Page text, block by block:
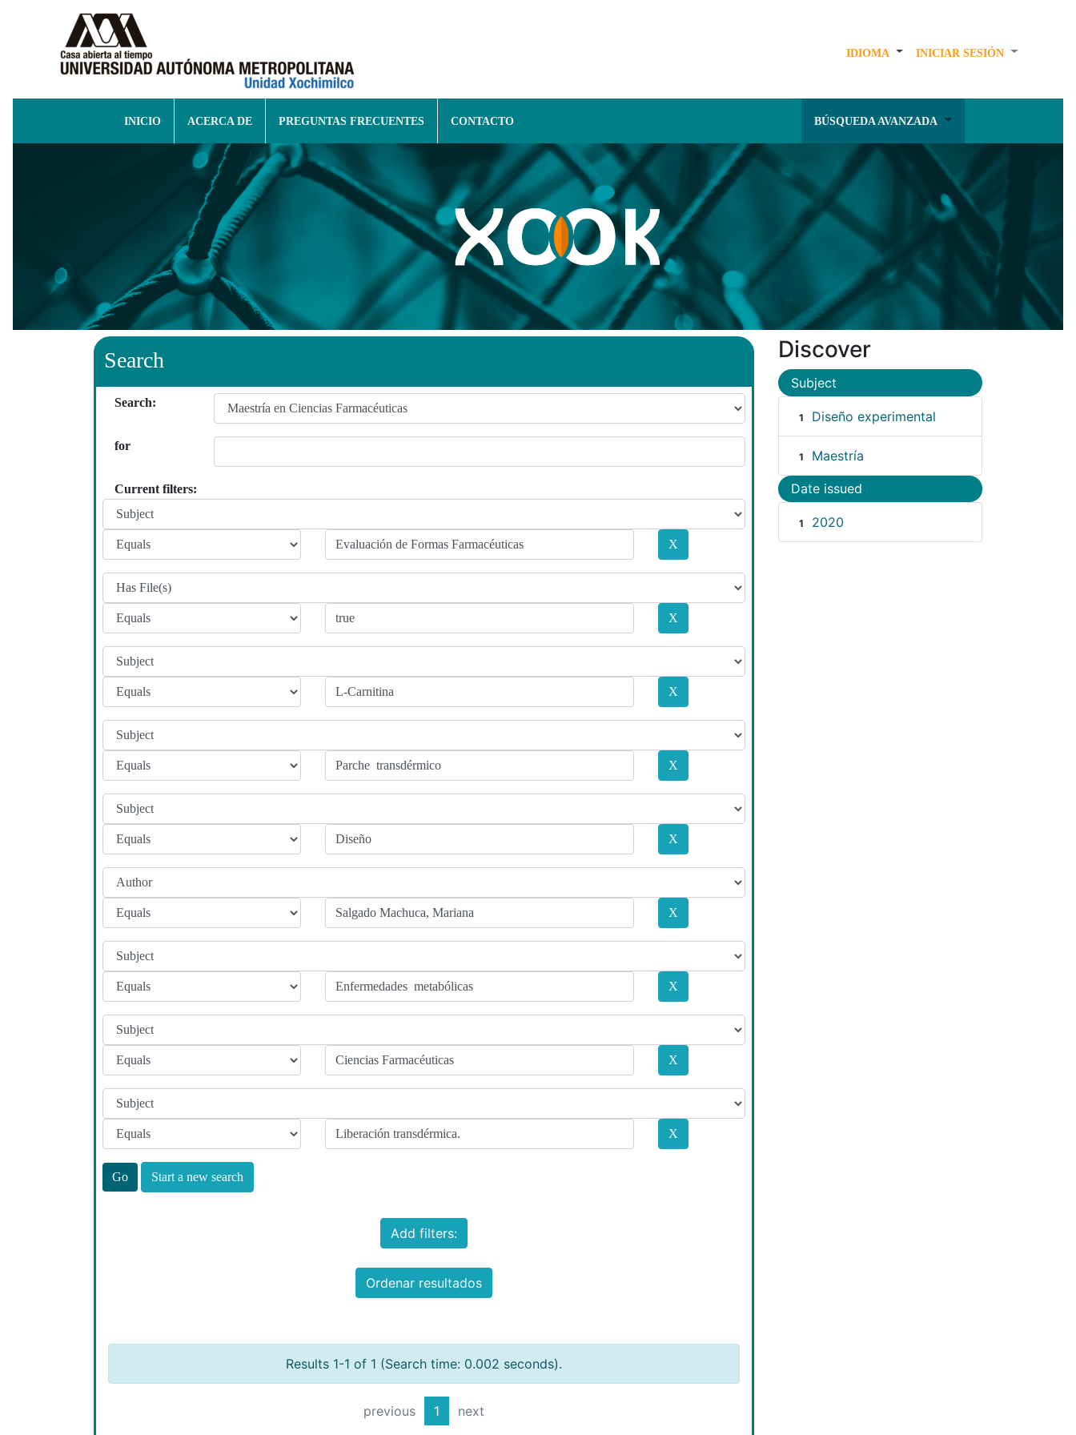
IDIOMA INICIAR SESIÓN
INICIO ACERCA DE PREGUNTAS FRECUENTES CONTACTO BÚSQUEDA AVANZADA
Search
Search:
for
Current filters:
Start a new search
Add filters:
Ordenar resultados
Results 1-1 of 1 (Search time: 0.002 seconds).
previous 1 next
Discover
Subject
1 Diseño experimental
1 Maestría
Date issued
1 2020